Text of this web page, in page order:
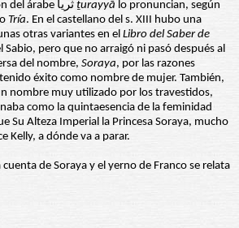
ṯurayyā lo pronuncian, según
o Tría. En el castellano del s. XIII hubo una
otras variantes en el Libro del Saber de
Sabio, pero que no arraigó ni pasó después al
del nombre, Soraya, por las razones
éxito como nombre de mujer. También,
nombre muy utilizado por los travestidos,
como la quintaesencia de la feminidad
Su Alteza Imperial la Princesa Soraya, mucho
Kelly, a dónde va a parar.
de Soraya y el yerno de Franco se relata